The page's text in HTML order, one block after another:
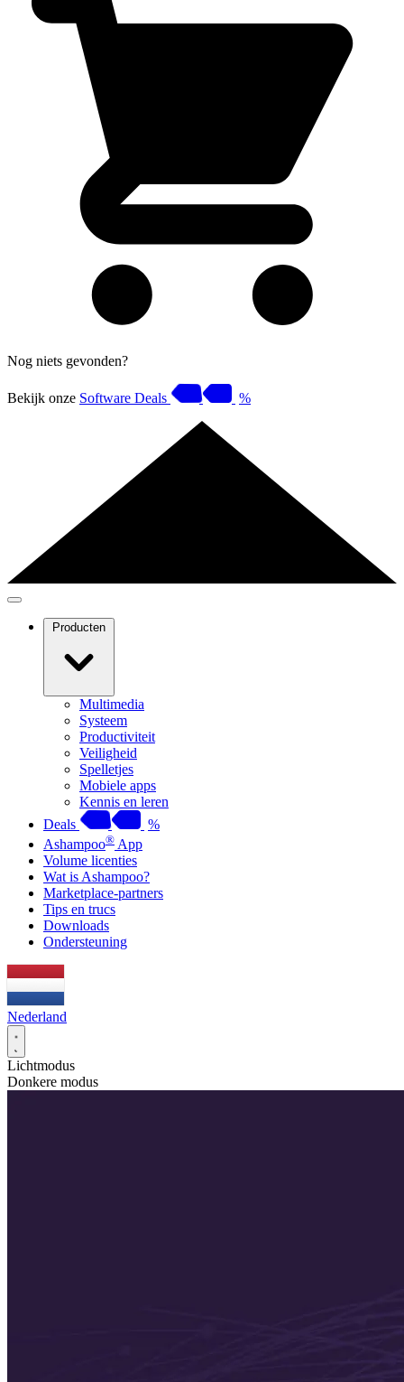
Nog niets gevonden?
Bekijk onze Software Deals %
Producten
Multimedia
Systeem
Productiviteit
Veiligheid
Spelletjes
Mobiele apps
Kennis en leren
Deals
%
Ashampoo® App
Volume licenties
Wat is Ashampoo?
Marketplace-partners
Tips en trucs
Downloads
Ondersteuning
Nederland
Lichtmodus
Donkere modus